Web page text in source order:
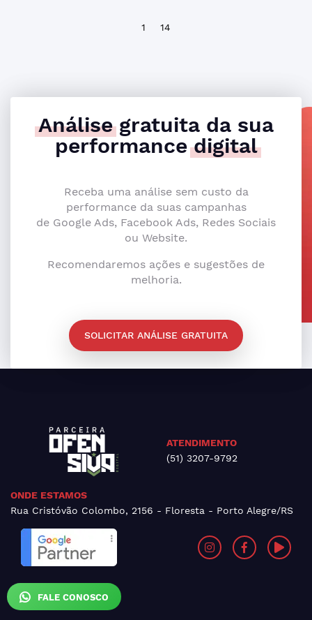
FALE CONOSCO
1 14
Análisegratuita da sua
performancedigital
Receba uma análise sem custo da
performance da suas campanhas
de Google Ads, Facebook Ads, Redes Sociais
ou Website.
Recomendaremos ações e sugestões de
melhoria.
SOLICITAR ANÁLISE GRATUITA
ATENDIMENTO
(51) 3207-9792
ONDE ESTAMOS
Rua Cristóvão Colombo, 2156 - Floresta - Porto Alegre/RS